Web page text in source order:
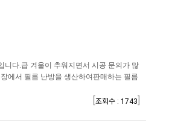
니다.급 겨울이 추워지면서 시공 문의가 많
에서 필름 난방을 생산하여판매하는 필름
조회수 : 1743